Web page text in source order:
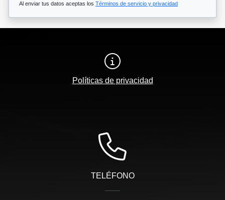
Al enviar tus datos aceptas los Términos de servicio y privacidad
Políticas de privacidad
TELÉFONO